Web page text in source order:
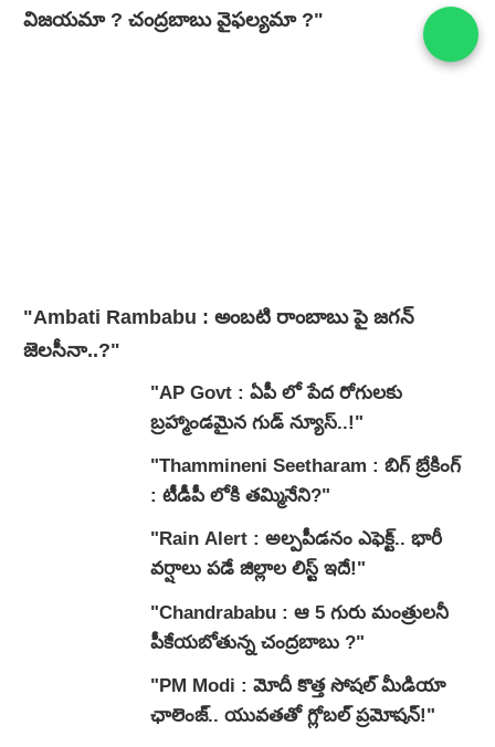
విజయమా ? చంద్రబాబు వైఫల్యమా ?"
"Ambati Rambabu : అంబటి రాంబాబు పై జగన్
జెలసీనా..?"
"AP Govt : ఏపీ లో పేద రోగులకు
బ్రహ్మాండమైన గుడ్ న్యూస్..!"
"Thammineni Seetharam : బిగ్ బ్రేకింగ్
: టీడీపీ లోకి తమ్మినేని?"
"Rain Alert : అల్పపీడనం ఎఫెక్ట్.. భారీ
వర్షాలు పడే జిల్లాల లిస్ట్ ఇదే!"
"Chandrababu : ఆ 5 గురు మంత్రులనీ
పీకేయబోతున్న చంద్రబాబు ?"
"PM Modi : మోదీ కొత్త సోషల్ మీడియా
ఛాలెంజ్.. యువతతో గ్లోబల్ ప్రమోషన్!"